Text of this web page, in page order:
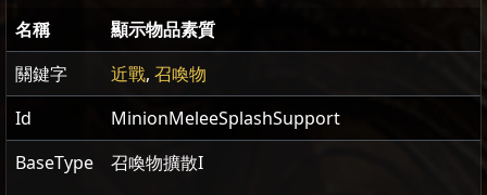
名稱
顯示物品素質
關鍵字
近戰, 召喚物
Id
MinionMeleeSplashSupport
BaseType
召喚物擴散I